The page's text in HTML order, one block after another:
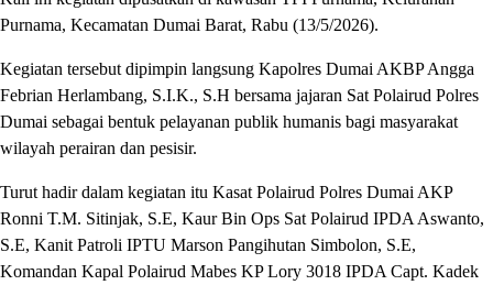
Purnama, Kecamatan Dumai Barat, Rabu (13/5/2026).
Kegiatan tersebut dipimpin langsung Kapolres Dumai AKBP Angga
Febrian Herlambang, S.I.K., S.H bersama jajaran Sat Polairud Polres
Dumai sebagai bentuk pelayanan publik humanis bagi masyarakat
wilayah perairan dan pesisir.
Turut hadir dalam kegiatan itu Kasat Polairud Polres Dumai AKP
Ronni T.M. Sitinjak, S.E, Kaur Bin Ops Sat Polairud IPDA Aswanto,
S.E, Kanit Patroli IPTU Marson Pangihutan Simbolon, S.E,
Komandan Kapal Polairud Mabes KP Lory 3018 IPDA Capt. Kadek